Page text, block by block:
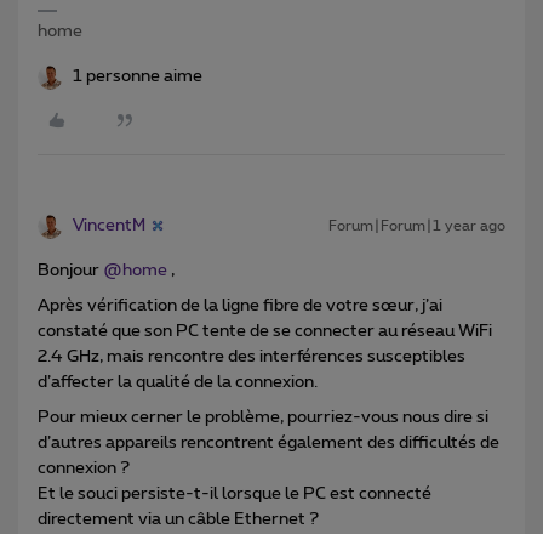
home
1 personne aime
VincentM Forum|Forum|1 year ago
Bonjour ​ @home ,
Après vérification de la ligne fibre de votre sœur, j’ai
constaté que son PC tente de se connecter au réseau WiFi
2.4 GHz, mais rencontre des interférences susceptibles
d’affecter la qualité de la connexion.
Pour mieux cerner le problème, pourriez-vous nous dire si
d’autres appareils rencontrent également des difficultés de
connexion ?
Et le souci persiste-t-il lorsque le PC est connecté
directement via un câble Ethernet ?